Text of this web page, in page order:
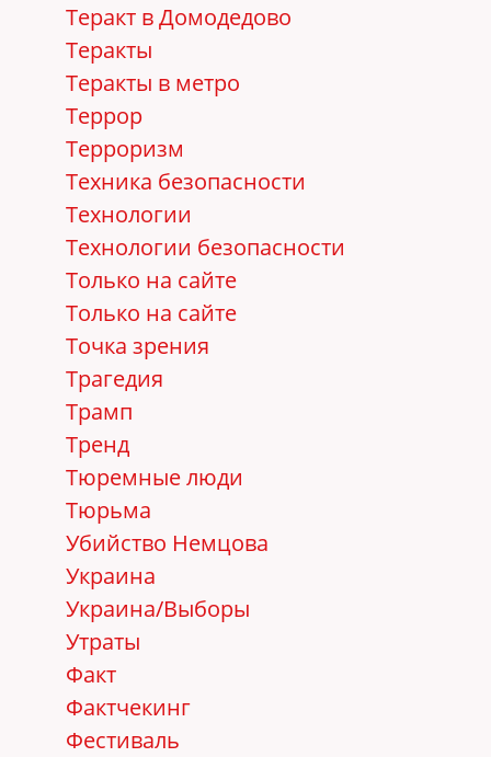
Теракт в Домодедово
Теракты
Теракты в метро
Террор
Терроризм
Техника безопасности
Технологии
Технологии безопасности
Только на сайте
Только на сайте
Точка зрения
Трагедия
Трамп
Тренд
Тюремные люди
Тюрьма
Убийство Немцова
Украина
Украина/Выборы
Утраты
Факт
Фактчекинг
Фестиваль